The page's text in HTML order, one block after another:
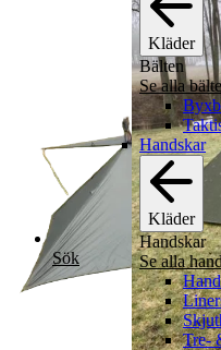
Kläder
Bälten
Se alla
Handskar
Kläder
Handskar
Se alla
Tre-
Sök